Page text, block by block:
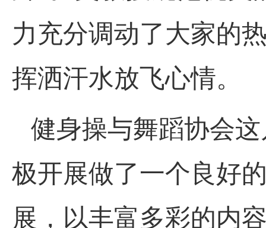
力充分调动了大家的
挥洒汗水放飞心情。
健身操与舞蹈协会
极开展做了一个良好
展，以丰富多彩的内